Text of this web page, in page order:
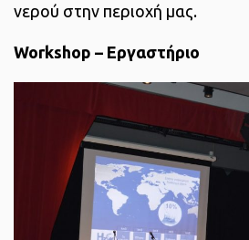
νερού στην περιοχή μας.
Workshop – Εργαστήριο